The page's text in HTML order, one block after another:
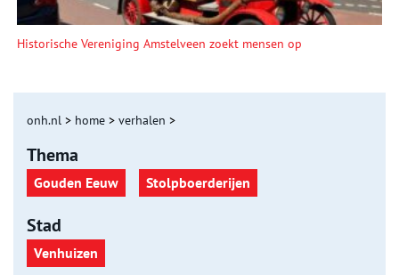
Historische Vereniging Amstelveen zoekt mensen op
onh.nl > home > verhalen >
Thema
Gouden Eeuw Stolpboerderijen
Stad
Venhuizen